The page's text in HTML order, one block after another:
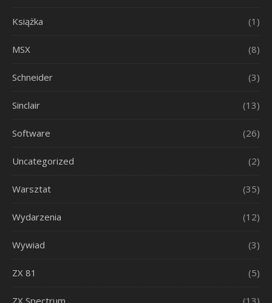
Książka (1)
MSX (8)
Schneider (3)
Sinclair (13)
Software (26)
Uncategorized (2)
Warsztat (35)
Wydarzenia (12)
Wywiad (3)
ZX 81 (5)
ZX Spectrum (13)